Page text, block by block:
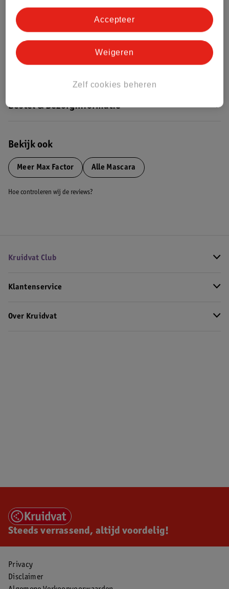
Nature Impact Score
Impact Score.
Meer informatie
Bestel & Bezorginformatie
Bekijk ook
Meer Max Factor Alle Mascara
Hoe controleren wij de reviews?
Kruidvat Club
Klantenservice
Over Kruidvat
Steeds verrassend, altijd voordelig!
Privacy
Disclaimer
Zelf cookies beheren
Weigeren
Accepteer